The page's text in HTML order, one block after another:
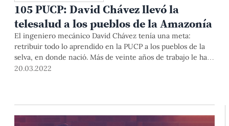
105 PUCP: David Chávez llevó la
telesalud a los pueblos de la Amazonía
El ingeniero mecánico David Chávez tenía una meta:
retribuir todo lo aprendido en la PUCP a los pueblos de la
selva, en donde nació. Más de veinte años de trabajo le han
permitido lograrlo y, en el camino, formar más ingenieros
20.03.2022